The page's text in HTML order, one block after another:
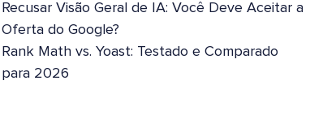
Recusar Visão Geral de IA: Você Deve Aceitar a
Oferta do Google?
Rank Math vs. Yoast: Testado e Comparado
para 2026